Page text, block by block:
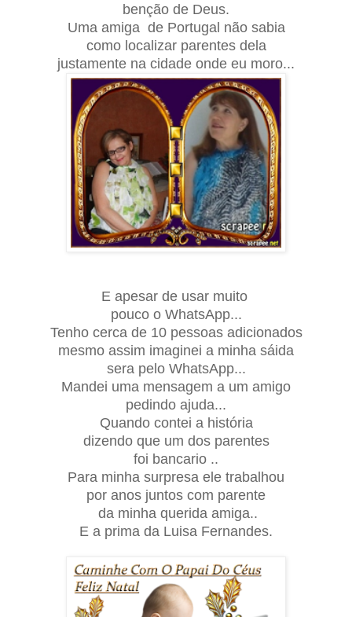
benção de Deus.
Uma amiga de Portugal não sabia
como localizar parentes dela
justamente na cidade onde eu moro...
E apesar de usar muito
pouco o WhatsApp...
Tenho cerca de 10 pessoas adicionados
mesmo assim imaginei a minha sáida
sera pelo WhatsApp...
Mandei uma mensagem a um amigo
pedindo ajuda...
Quando contei a história
dizendo que um dos parentes
foi bancario ..
Para minha surpresa ele trabalhou
por anos juntos com parente
da minha querida amiga..
E a prima da Luisa Fernandes.